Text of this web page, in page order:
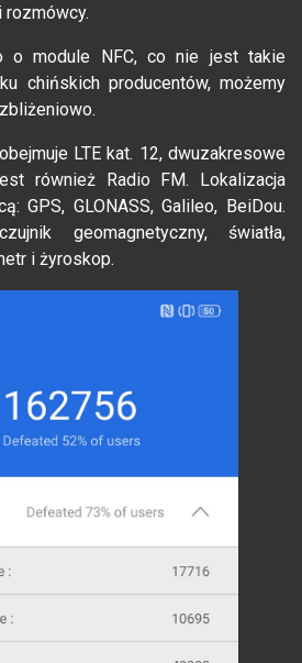
rozmówcy.
o module NFC, co nie jest takie
chińskich producentów, możemy
LTE kat. 12, dwuzakresowe
również Radio FM. Lokalizacja
GPS, GLONASS, Galileo, BeiDou.
geomagnetyczny, światła,
i żyroskop.